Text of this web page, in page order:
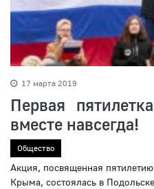
17 марта 2019
Первая
вместе навсегда!
Общество
Акция, посвященная
Крыма, состоялась в